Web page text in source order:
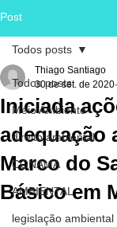
Post
Todos posts
Meio Ambiente
direito ambiental
CONAMA
AMBIENTAL
legislação ambiental
Todos posts
Iniciada
adequação
Marco do
Básico em
Thiago Santiago
30 de set. de 2020